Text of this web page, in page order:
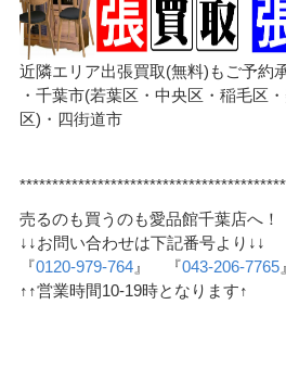
近隣エリア出張買取(無料)もご予約
・千葉市(若葉区・中央区・稲毛区
区)・四街道市
売るのも買うのも愛品館千葉店へ！
↓↓お問い合わせは下記番号より↓↓
『0120-979-764 』 『043-206-7765 』
↑↑営業時間10-19時となります↑